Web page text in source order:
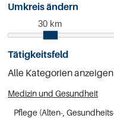
Umkreis ändern
30 km
Tätigkeitsfeld
Alle Kategorien anzeigen
Medizin und Gesundheit